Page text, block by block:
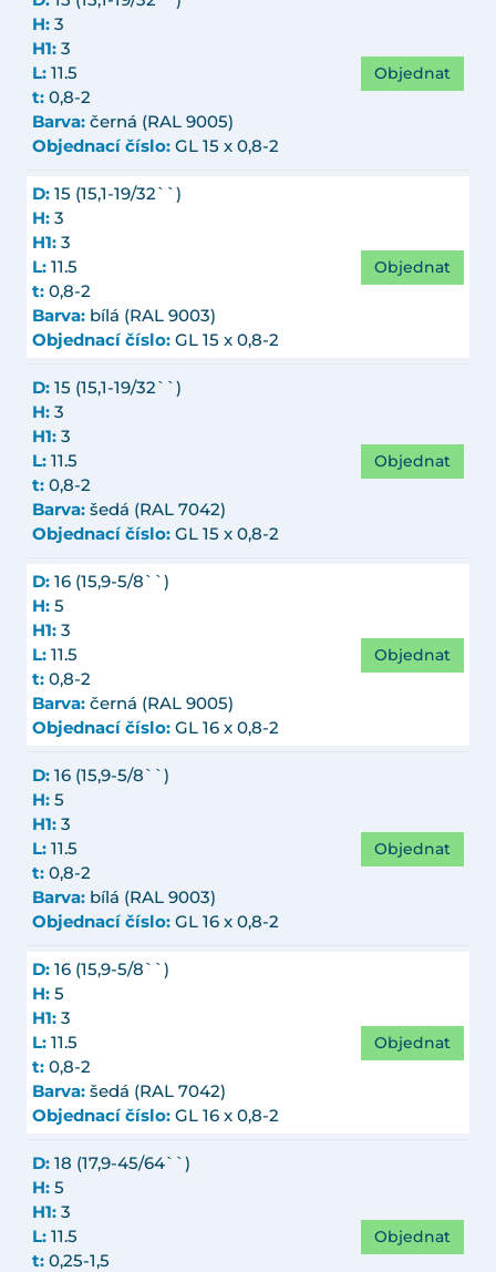
H: 3
H1: 3
L: 11.5
t: 0,8-2
Barva: černá (RAL 9005)
Objednací číslo: GL 15 x 0,8-2
Objednat
D: 15 (15,1-19/32``)
H: 3
H1: 3
L: 11.5
t: 0,8-2
Barva: bílá (RAL 9003)
Objednací číslo: GL 15 x 0,8-2
Objednat
D: 15 (15,1-19/32``)
H: 3
H1: 3
L: 11.5
t: 0,8-2
Barva: šedá (RAL 7042)
Objednací číslo: GL 15 x 0,8-2
Objednat
D: 16 (15,9-5/8``)
H: 5
H1: 3
L: 11.5
t: 0,8-2
Barva: černá (RAL 9005)
Objednací číslo: GL 16 x 0,8-2
Objednat
D: 16 (15,9-5/8``)
H: 5
H1: 3
L: 11.5
t: 0,8-2
Barva: bílá (RAL 9003)
Objednací číslo: GL 16 x 0,8-2
Objednat
D: 16 (15,9-5/8``)
H: 5
H1: 3
L: 11.5
t: 0,8-2
Barva: šedá (RAL 7042)
Objednací číslo: GL 16 x 0,8-2
Objednat
D: 18 (17,9-45/64``)
H: 5
H1: 3
L: 11.5
t: 0,25-1,5
Objednat